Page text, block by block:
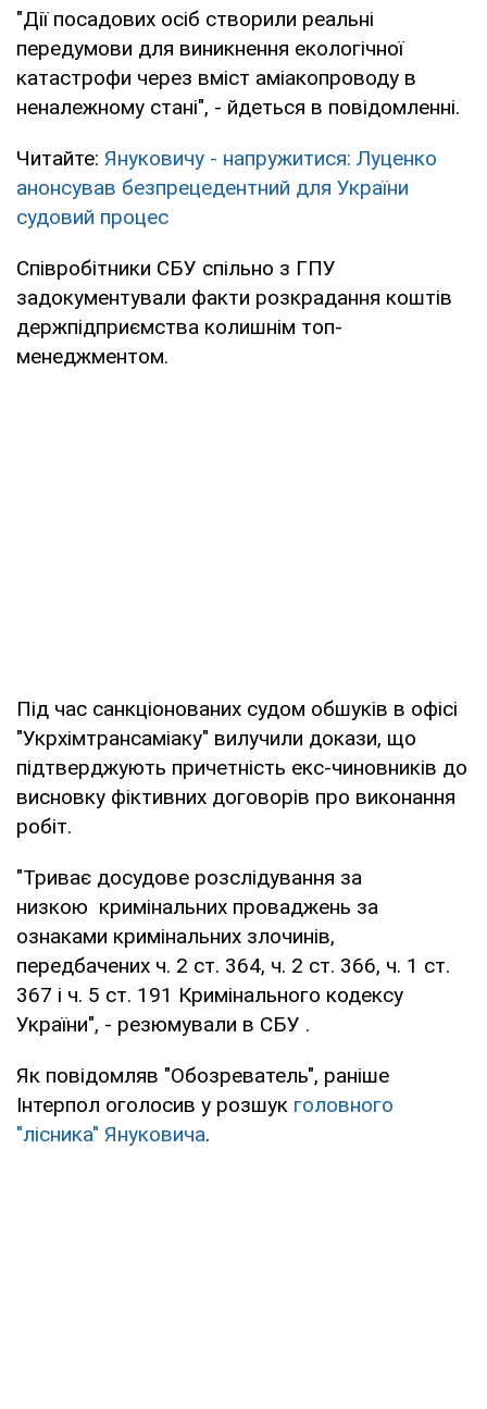
"Дії посадових осіб створили реальні
передумови для виникнення екологічної
катастрофи через вміст аміакопроводу в
неналежному стані", - йдеться в повідомленні.
Читайте: Януковичу - напружитися: Луценко
анонсував безпрецедентний для України
судовий процес
Співробітники СБУ спільно з ГПУ
задокументували факти розкрадання коштів
держпідприємства колишнім топ-
менеджментом.
Під час санкціонованих судом обшуків в офісі
"Укрхімтрансаміаку" вилучили докази, що
підтверджують причетність екс-чиновників до
висновку фіктивних договорів про виконання
робіт.
"Триває досудове розслідування за
низкою кримінальних проваджень за
ознаками кримінальних злочинів,
передбачених ч. 2 ст. 364, ч. 2 ст. 366, ч. 1 ст.
367 і ч. 5 ст. 191 Кримінального кодексу
України", - резюмували в СБУ .
Як повідомляв "Обозреватель", раніше
Інтерпол оголосив у розшук головного
"лісника" Януковича.